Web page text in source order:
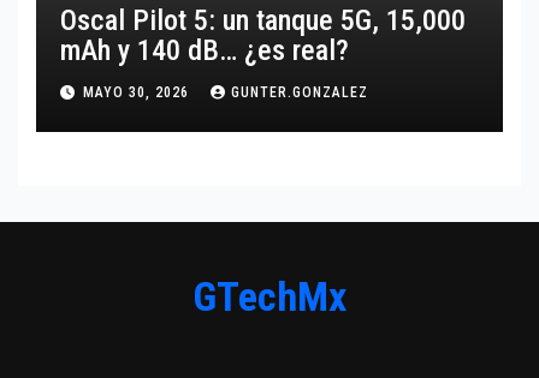
Oscal Pilot 5: un tanque 5G, 15,000
mAh y 140 dB… ¿es real?
MAYO 30, 2026 GUNTER.GONZALEZ
GTechMx